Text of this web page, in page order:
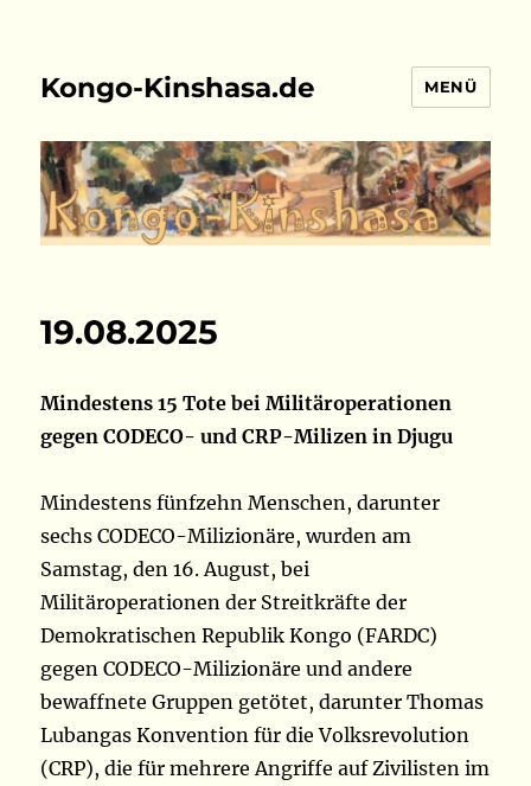
Kongo-Kinshasa.de MENÜ
19.08.2025
Mindestens 15 Tote bei Militäroperationen
gegen CODECO- und CRP-Milizen in Djugu
Mindestens fünfzehn Menschen, darunter
sechs CODECO-Milizionäre, wurden am
Samstag, den 16. August, bei
Militäroperationen der Streitkräfte der
Demokratischen Republik Kongo (FARDC)
gegen CODECO-Milizionäre und andere
bewaffnete Gruppen getötet, darunter Thomas
Lubangas Konvention für die Volksrevolution
(CRP), die für mehrere Angriffe auf Zivilisten im